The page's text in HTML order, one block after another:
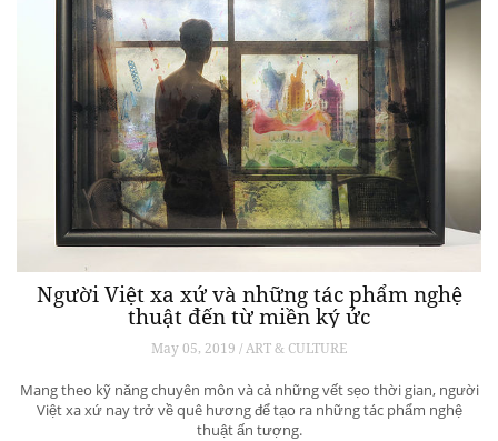
Người Việt xa xứ và những tác phẩm nghệ
thuật đến từ miền ký ức
May 05, 2019 / ART & CULTURE
Mang theo kỹ năng chuyên môn và cả những vết sẹo thời gian, người
Việt xa xứ nay trở về quê hương để tạo ra những tác phẩm nghệ
thuật ấn tượng.